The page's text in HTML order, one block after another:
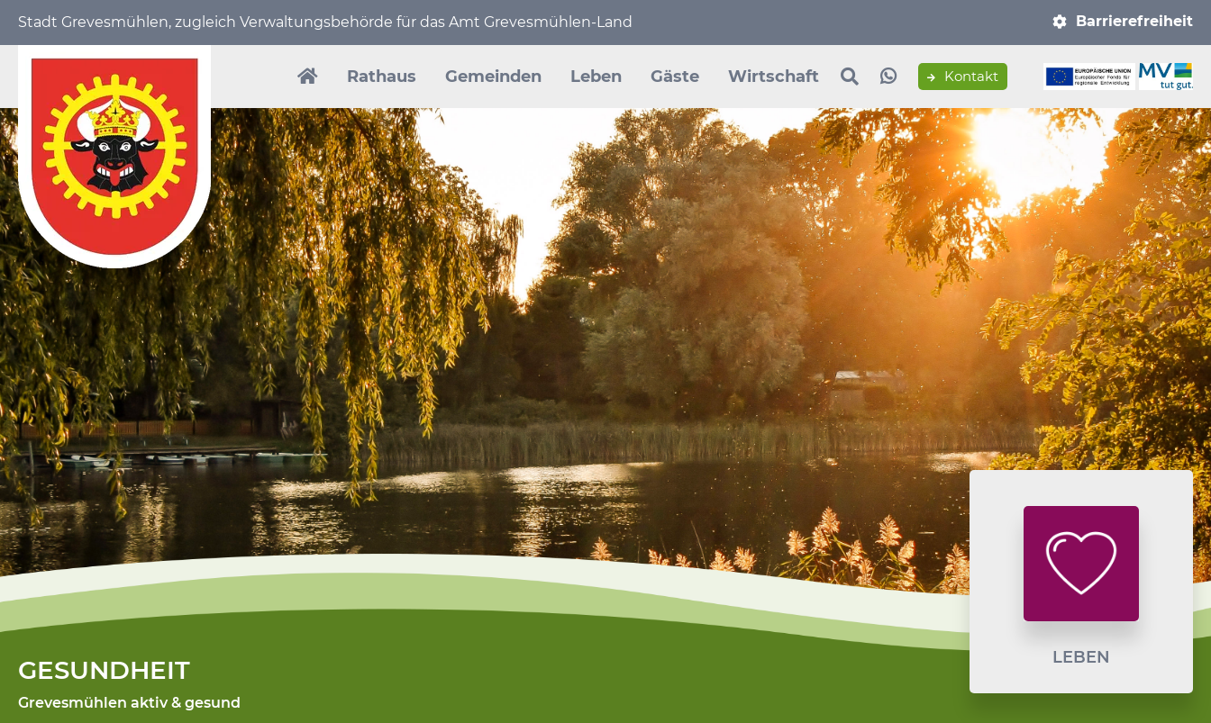
Stadt Grevesmühlen, zugleich Verwaltungs­behörde für das Amt Grevesmühlen-Land
überspringen
Barrierefreiheit
überspringen
Rathaus Gemeinden Leben Gäste Wirtschaft Kontakt
LEBEN
GESUNDHEIT
Grevesmühlen aktiv & gesund